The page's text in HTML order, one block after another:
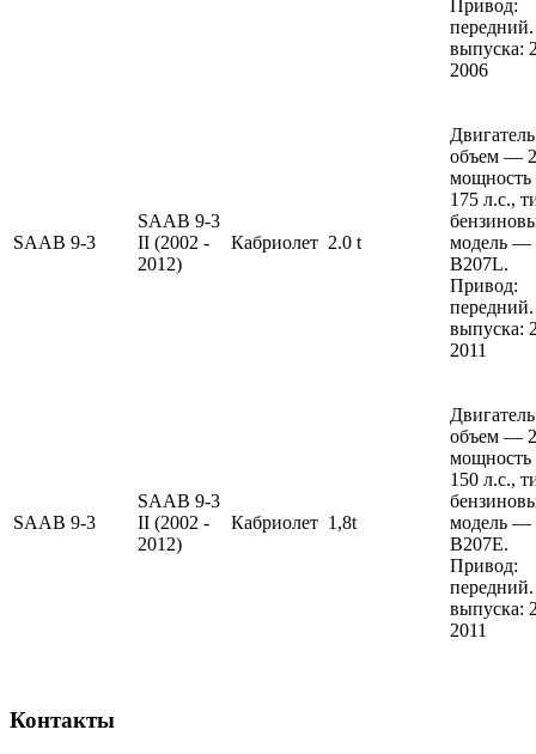
Привод:
выпуска:
2006
SAAB 9-3
SAAB 9-3
II (2002 -
2012)
Кабриолет 2.0 t
объем —
175 л.с.,
модель —
B207L.
Привод:
выпуска:
2011
SAAB 9-3
SAAB 9-3
II (2002 -
2012)
Кабриолет 1,8t
объем —
150 л.с.,
модель —
B207E.
Привод:
выпуска:
2011
Контакты